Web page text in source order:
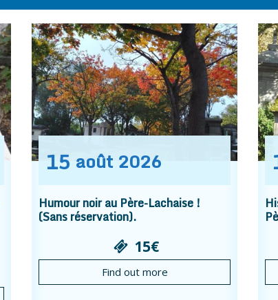
15 août 2026
Humour noir au Père-Lachaise !
(Sans réservation).
15€
Find out more